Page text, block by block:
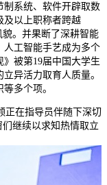
系统、软件开辟取数
及以上职称者跨越
。并果断了深耕智能
人工智能手艺成为多个
被第19届中国大学生
异活力取育人质量。
多个项。
在指导员伴随下深切
继续以求知热情取立